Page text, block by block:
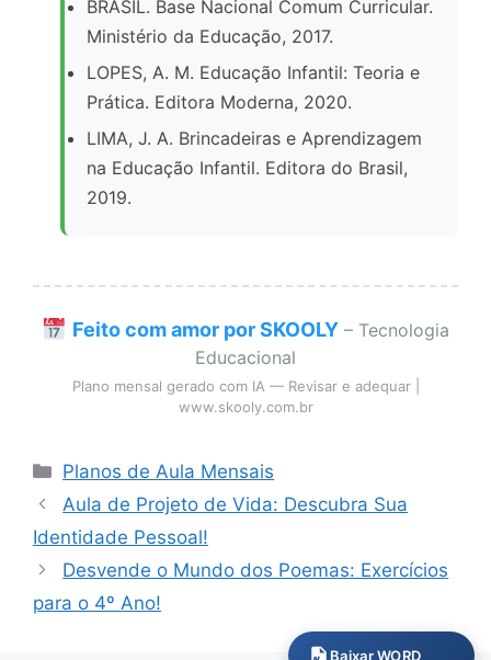
BRASIL. Base Nacional Comum Curricular.
Ministério da Educação, 2017.
LOPES, A. M. Educação Infantil: Teoria e
Prática. Editora Moderna, 2020.
LIMA, J. A. Brincadeiras e Aprendizagem
na Educação Infantil. Editora do Brasil,
2019.
Feito com amor por SKOOLY – Tecnologia
Educacional
Plano mensal gerado com IA — Revisar e adequar |
www.skooly.com.br
Categorias
Planos de Aula Mensais
Aula de Projeto de Vida: Descubra Sua
Identidade Pessoal!
Desvende o Mundo dos Poemas: Exercícios
para o 4º Ano!
Baixar WORD